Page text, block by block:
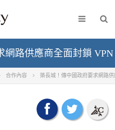
網路供應商全面封鎖
合作內容 築長城！傳中國政府要求網路